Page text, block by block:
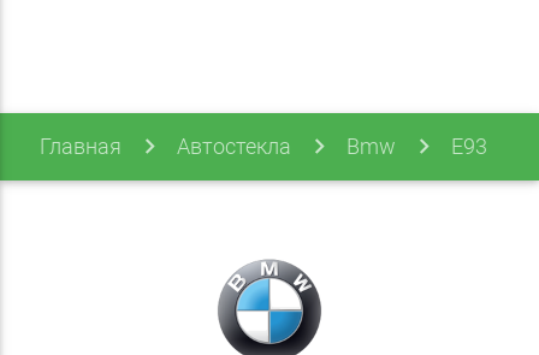
Главная Автостекла Bmw E93